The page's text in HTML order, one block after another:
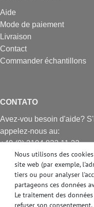
Aide
Mode de paiement
Livraison
Contact
Commander échantillons
CONTATO
Avez-vou besoin d'aide?
appelez-nous au:
+49 (0) 2104 833 11 22
Heures d'ouverture du
lundi au vendredi de
10:00 alle 16:00 (MEZ)
E-mail: info@profhome.fr
Nous utilisons des
site web (par exemple,
tiers ou pour analyser
partageons ces données
Le traitement des
refuser son